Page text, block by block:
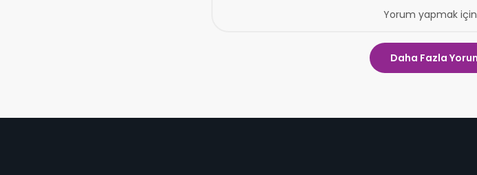
Yorum yapmak için